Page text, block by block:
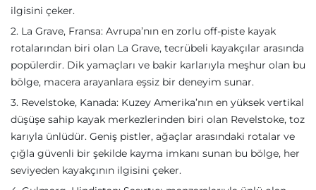
ilgisini çeker.
2. La Grave, Fransa: Avrupa’nın en zorlu off-piste kayak
rotalarından biri olan La Grave, tecrübeli kayakçılar arasında
popülerdir. Dik yamaçları ve bakir karlarıyla meşhur olan bu
bölge, macera arayanlara eşsiz bir deneyim sunar.
3. Revelstoke, Kanada: Kuzey Amerika’nın en yüksek vertikal
düşüşe sahip kayak merkezlerinden biri olan Revelstoke, toz
karıyla ünlüdür. Geniş pistler, ağaçlar arasındaki rotalar ve
çığla güvenli bir şekilde kayma imkanı sunan bu bölge, her
seviyeden kayakçının ilgisini çeker.